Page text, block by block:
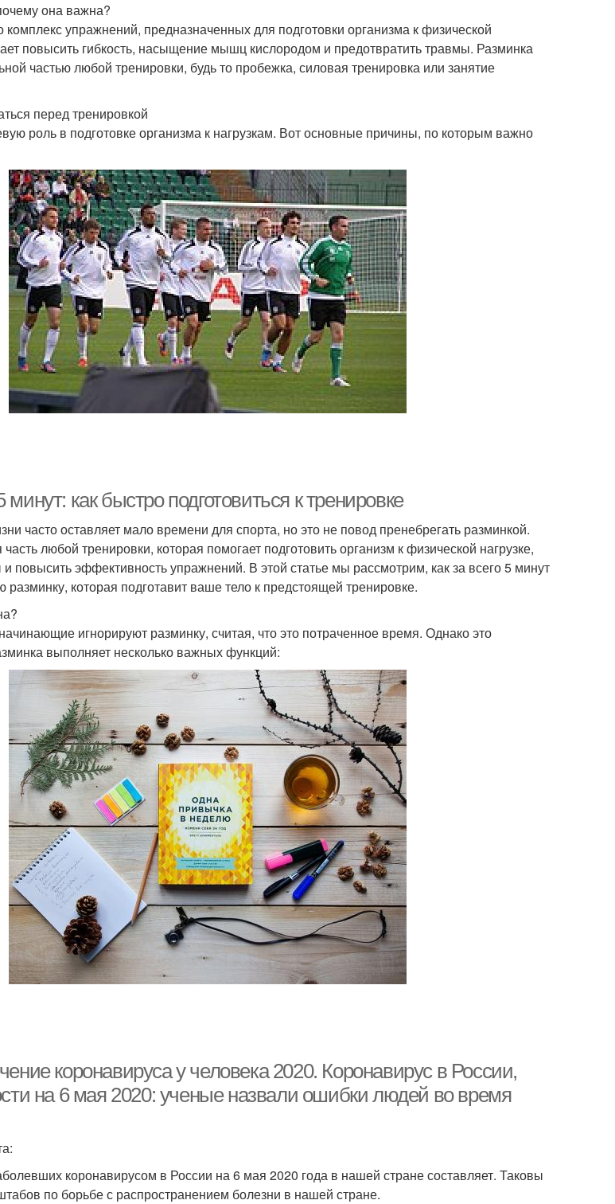
она важна?
упражнений, предназначенных для подготовки организма к физической
повысить гибкость, насыщение мышц кислородом и предотвратить травмы. Разминка
частью любой тренировки, будь то пробежка, силовая тренировка или занятие
перед тренировкой
роль в подготовке организма к нагрузкам. Вот основные причины, по которым важно
как быстро подготовиться к тренировке
часто оставляет мало времени для спорта, но это не повод пренебрегать разминкой.
любой тренировки, которая помогает подготовить организм к физической нагрузке,
повысить эффективность упражнений. В этой статье мы рассмотрим, как за всего 5 минут
которая подготавит ваше тело к предстоящей тренировке.
игнорируют разминку, считая, что это потраченное время. Однако это
выполняет несколько важных функций:
коронавируса у человека 2020. Коронавирус в России,
на 6 мая 2020: ученые назвали ошибки людей во время
коронавирусом в России на 6 мая 2020 года в нашей стране составляет. Таковы
по борьбе с распространением болезни в нашей стране.